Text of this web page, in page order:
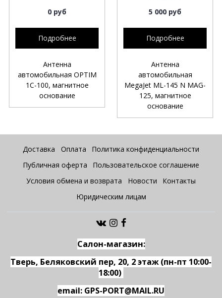
0 руб
Подробнее
Антенна
автомобильная OPTIM
1С-100, магнитное
основание
5 000 руб
Подробнее
Антенна
автомобильная
MegaJet ML-145 N MAG-
125, магнитное
основание
Доставка Оплата
Политика конфиденциальности
Публичная оферта
Пользовательское соглашение
Условия обмена и возврата
Новости
Контакты
Юридическим лицам
Салон-магазин:
Тверь, Беляковский пер, 20, 2 этаж (пн-пт 10:00-
18:00)
email: GPS-PORT@MAIL.RU